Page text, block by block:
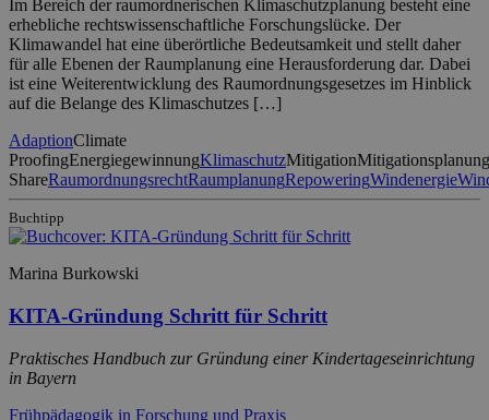
Im Bereich der raumordnerischen Klimaschutzplanung besteht eine
erhebliche rechtswissenschaftliche Forschungslücke. Der
Klimawandel hat eine überörtliche Bedeutsamkeit und stellt daher
für alle Ebenen der Raumplanung eine Herausforderung dar. Dabei
ist eine Weiterentwicklung des Raumordnungsgesetzes im Hinblick
auf die Belange des Klimaschutzes […]
AdaptionClimate
ProofingEnergiegewinnungKlimaschutzMitigationMitigationsplanung
ShareRaumordnungsrechtRaumplanungRepoweringWindenergie
Buchtipp
Marina Burkowski
KITA-Gründung Schritt für Schritt
Praktisches Handbuch zur Gründung einer Kindertageseinrichtung
in Bayern
Frühpädagogik in Forschung und Praxis